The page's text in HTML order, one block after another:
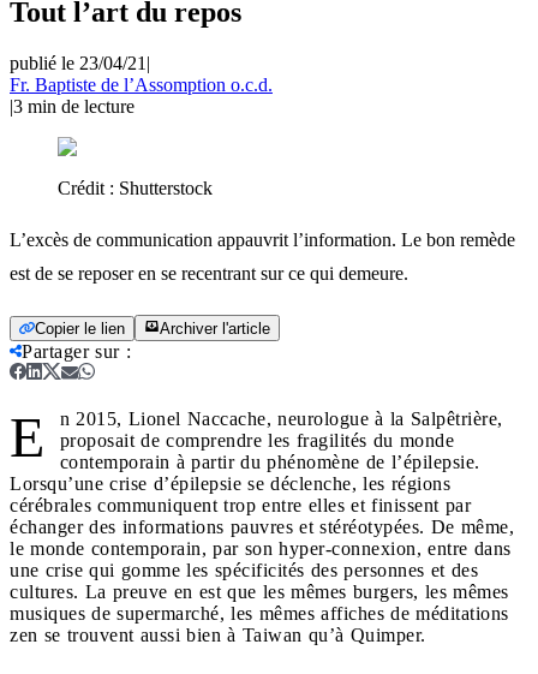
Tout l’art du repos
publié le 23/04/21 |
Fr. Baptiste de l’Assomption o.c.d.
|3 min de lecture
Crédit : Shutterstock
L’excès de communication appauvrit l’information. Le bon remède
est de se reposer en se recentrant sur ce qui demeure.
Copier le lien Archiver l'article
Partager sur:
E
n 2015, Lionel Naccache, neurologue à la Salpêtrière,
proposait de comprendre les fragilités du monde
contemporain à partir du phénomène de l’épilepsie.
Lorsqu’une crise d’épilepsie se déclenche, les régions
cérébrales communiquent trop entre elles et finissent par
échanger des informations pauvres et stéréotypées. De même,
le monde contemporain, par son hyper-connexion, entre dans
une crise qui gomme les spécificités des personnes et des
cultures. La preuve en est que les mêmes burgers, les mêmes
musiques de supermarché, les mêmes affiches de méditations
zen se trouvent aussi bien à Taiwan qu’à Quimper.